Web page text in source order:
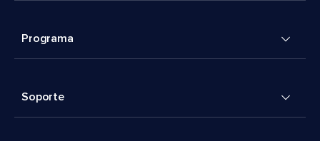
Programa
Soporte